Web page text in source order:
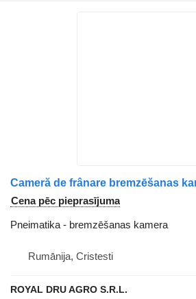
Cena pēc pieprasījuma
Pneimatika - bremzēšanas kamera
Rumānija, Cristesti
ROYAL DRU AGRO S.R.L.